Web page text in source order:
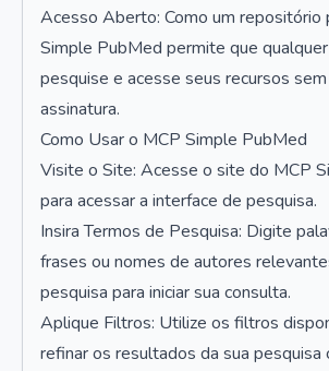
Acesso Aberto: Como um repositório
Simple PubMed permite que
pesquise e acesse seus recursos
assinatura.
Como Usar o MCP Simple PubMed
Visite o Site: Acesse o site do MCP
para acessar a interface de pesquisa.
Insira Termos de Pesquisa: Digite
frases ou nomes de autores
pesquisa para iniciar sua consulta.
Aplique Filtros: Utilize os filtros
refinar os resultados da sua pesquisa